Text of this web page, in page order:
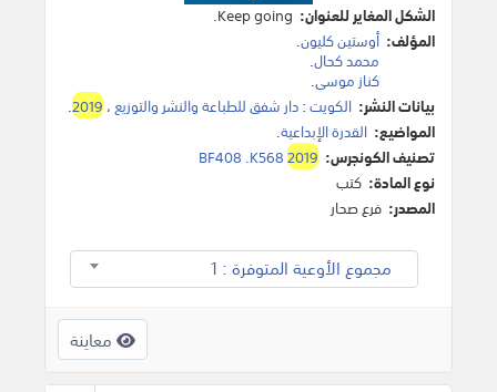
الشكل المغاير للعنوان: Keep going.
المؤلف: أوستين كليون.
محمد كحال.
كناز موسى.
بيانات النشر: الكويت:دار شفق للطباعة والنشر والتوزيع،2019
.
المواضيع: القدرة الإبداعية.
تصنيف الكونجرس:
BF408 .K5682019
نوع المادة: كتب
المصدر: فرع صحار
مجموع الأوعية المتوفرة : 1
معاينة